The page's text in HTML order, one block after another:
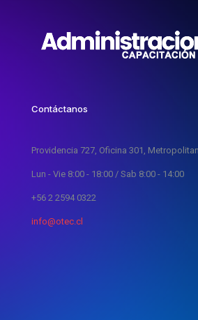
Contáctanos
Providencia 727, Oficina 301,
Lun - Vie 8:00 - 18:00 / Sab 8:00 - 14:00
+56 2 2594 0322
info@otec.cl